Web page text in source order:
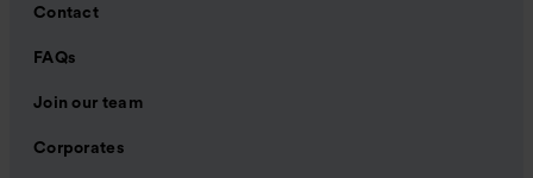
Contact
FAQs
Join our team
Corporates